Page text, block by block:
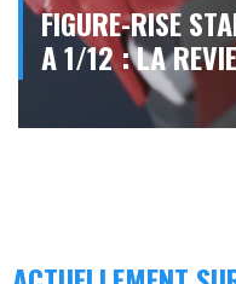
FIGURE-RISE
A 1/12 : LA